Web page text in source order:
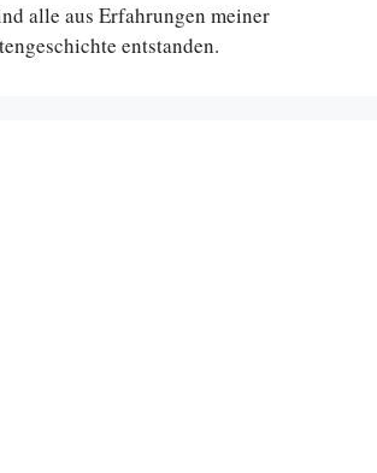
alle aus Erfahrungen meiner
entstanden.